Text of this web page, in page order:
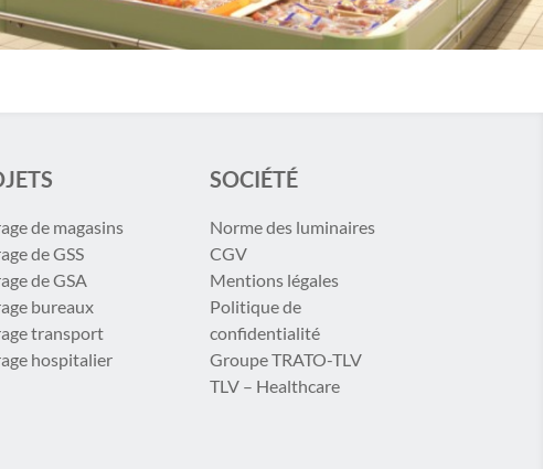
de magasins
de GSS
de GSA
bureaux
transport
hospitalier
SOCIÉTÉ
Norme des luminaires
CGV
Mentions légales
Politique de
confidentialité
Groupe TRATO-TLV
TLV – Healthcare